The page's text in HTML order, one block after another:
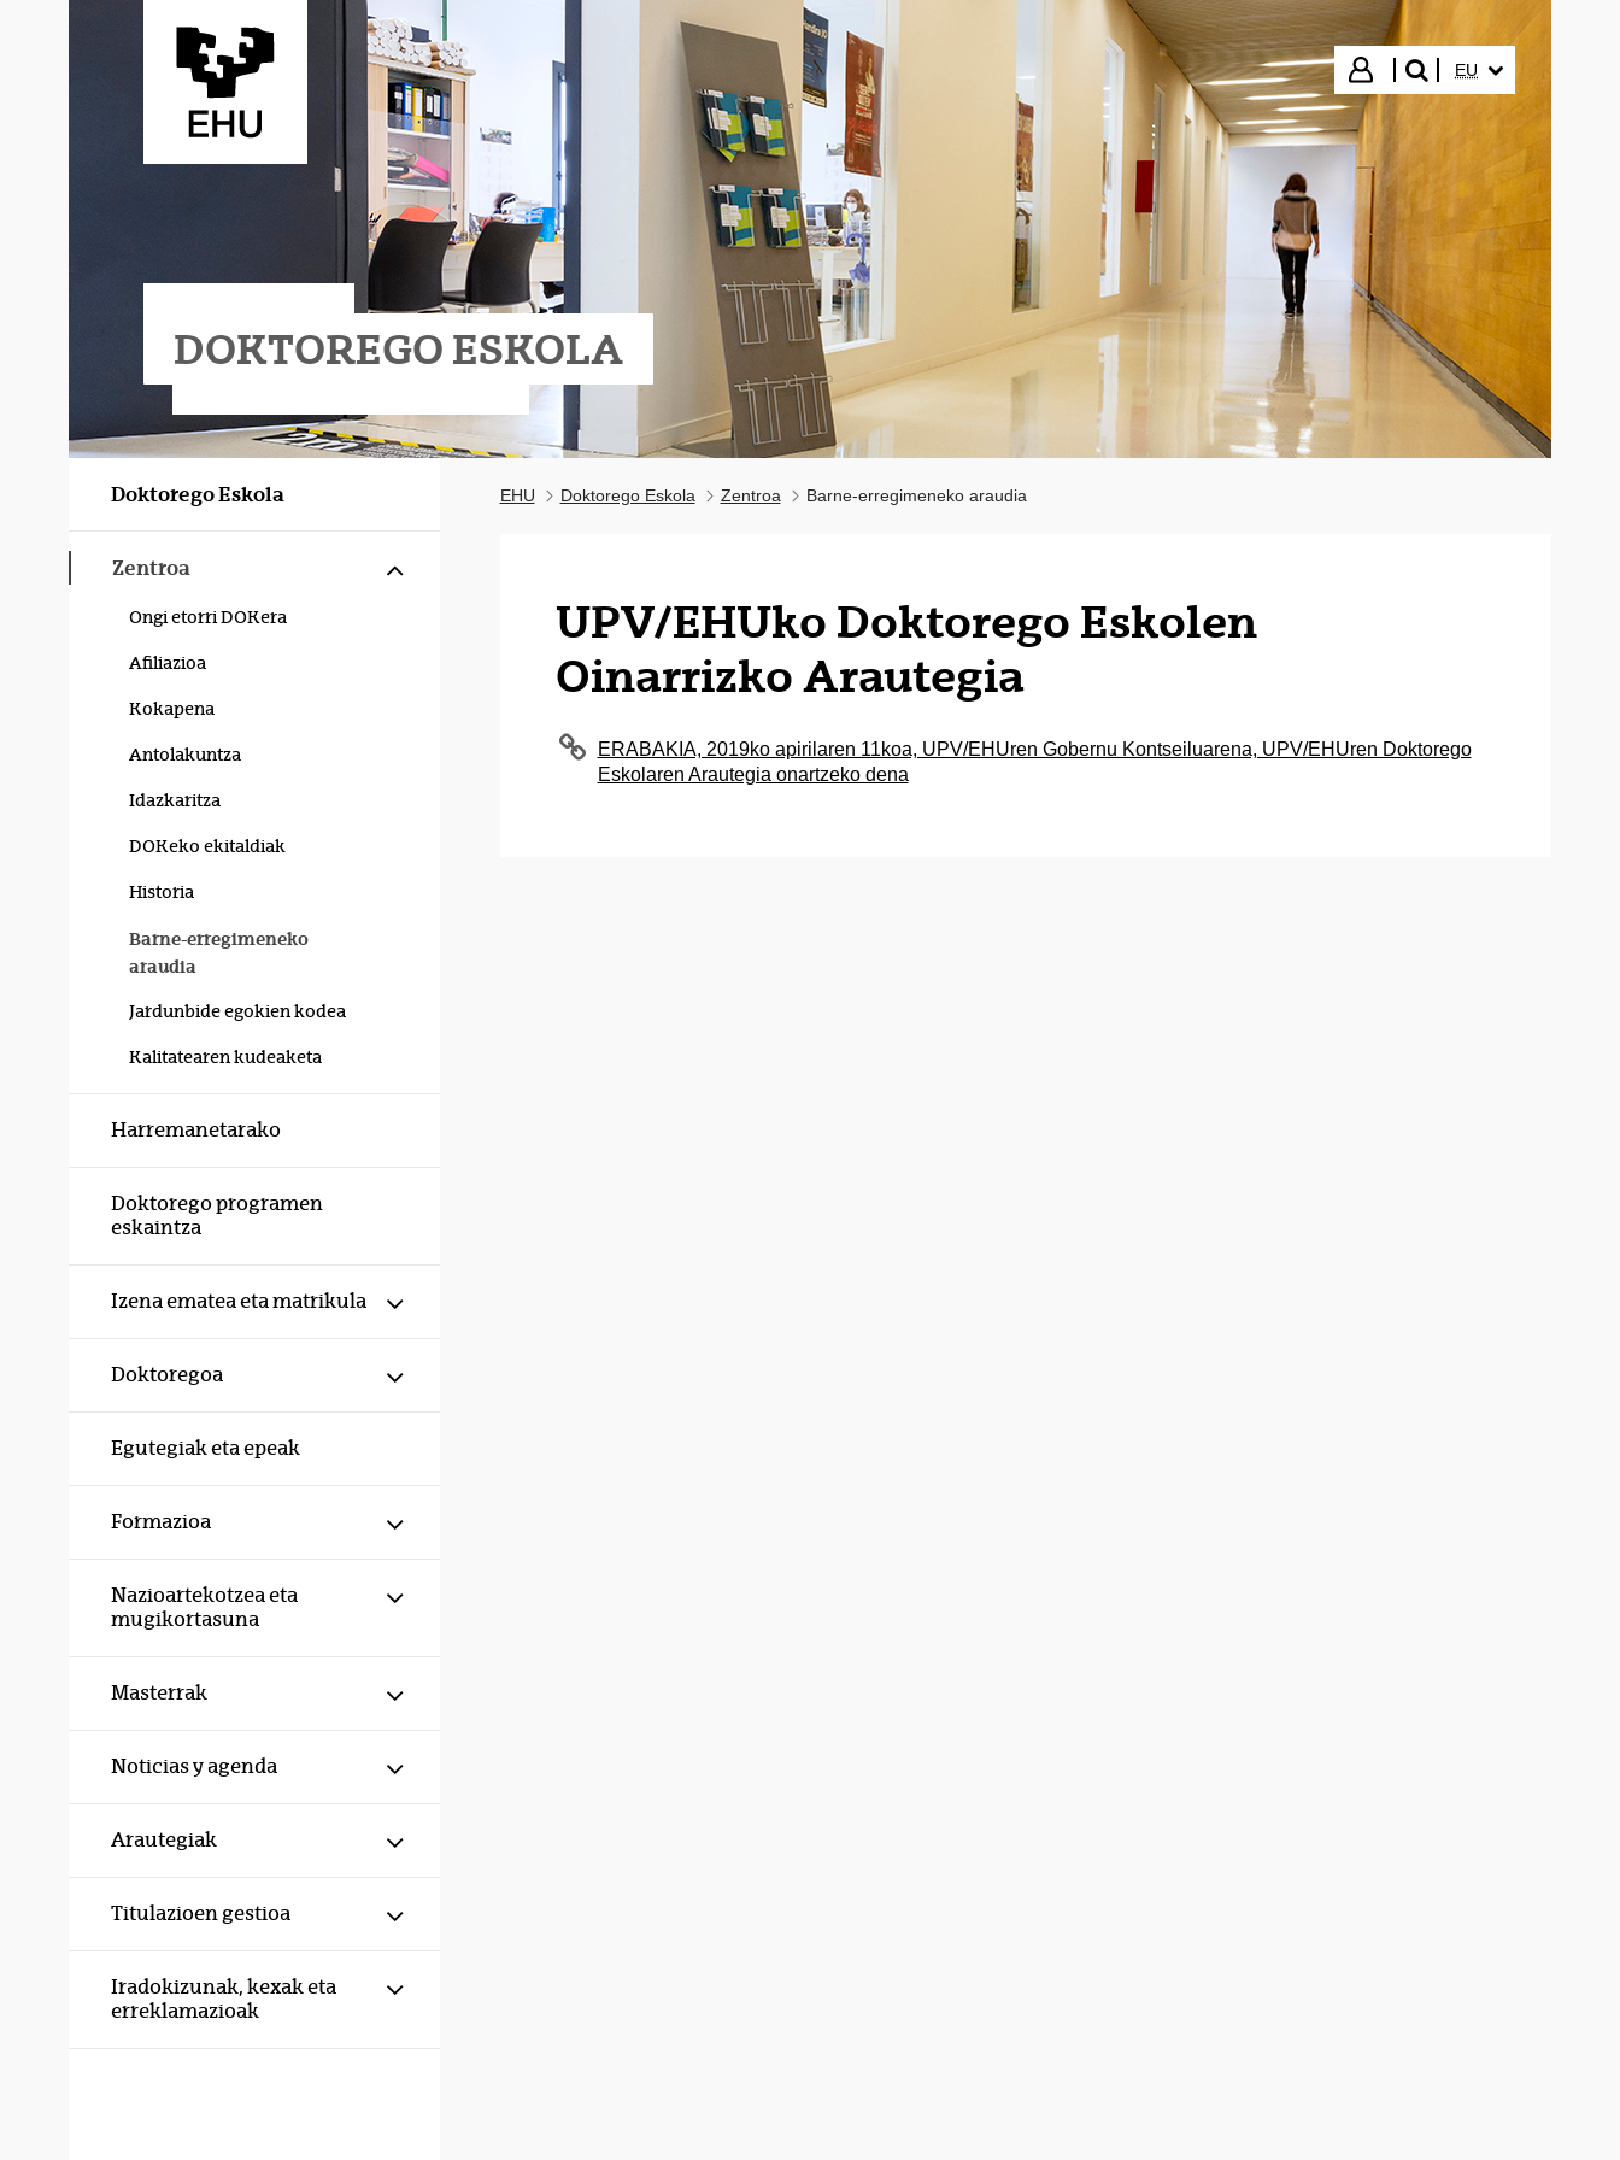
Hasi saioa
bilatu"
EU
DOKTOREGO ESKOLA
Doktorego Eskola
Zentroa Erakutsi/izkutatu azpiorriak
Ongi etorri DOKera
Afiliazioa
Kokapena
Antolakuntza
Idazkaritza
DOKeko ekitaldiak
Historia
Barne-erregimeneko
araudia
Jardunbide egokien kodea
Kalitatearen kudeaketa
Harremanetarako
Doktorego programen
eskaintza
Izena ematea eta matrikula Erakutsi/izkutatu azpiorriak
Doktoregoa Erakutsi/izkutatu azpiorriak
Egutegiak eta epeak
Formazioa Erakutsi/izkutatu azpiorriak
Nazioartekotzea eta
mugikortasuna
Erakutsi/izkutatu azpiorriak
Masterrak Erakutsi/izkutatu azpiorriak
Noticias y agenda Erakutsi/izkutatu azpiorriak
Arautegiak Erakutsi/izkutatu azpiorriak
Titulazioen gestioa Erakutsi/izkutatu azpiorriak
Iradokizunak, kexak eta
erreklamazioak
Erakutsi/izkutatu azpiorriak
EHU Doktorego Eskola Zentroa Barne-erregimeneko araudia
UPV/EHUko Doktorego Eskolen
Oinarrizko Arautegia
ERABAKIA, 2019ko apirilaren 11koa, UPV/EHUren Gobernu Kontseiluarena, UPV/EHUren Doktorego
Eskolaren Arautegia onartzeko dena